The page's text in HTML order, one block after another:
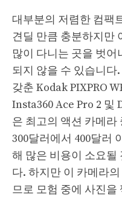
대부분의 저렴한 컴팩
견딜 만큼 충분하지만
많이 다니는 곳을 벗
되지 않을 수 있습니다
갖춘 Kodak PIXPRO
Insta360 Ace Pro 2 및
은 최고의 액션 카메
300달러에서 400달러
해 많은 비용이 소요될
다. 하지만 이 카메라
므로 모험 중에 사진을